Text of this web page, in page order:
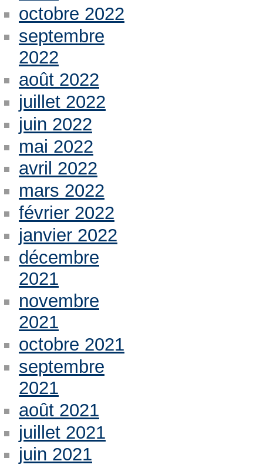
octobre 2022
septembre
2022
août 2022
juillet 2022
juin 2022
mai 2022
avril 2022
mars 2022
février 2022
janvier 2022
décembre
2021
novembre
2021
octobre 2021
septembre
2021
août 2021
juillet 2021
juin 2021